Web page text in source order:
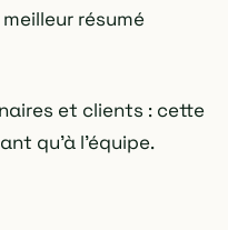
résumé
et clients : cette
qu'à l'équipe.